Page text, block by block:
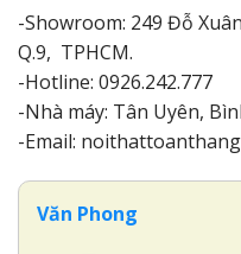
-Showroom: 249 Đỗ
Q.9, TPHCM.
-Hotline: 0926.242.777
-Nhà máy: Tân Uyên,
-Email:
Văn Phong